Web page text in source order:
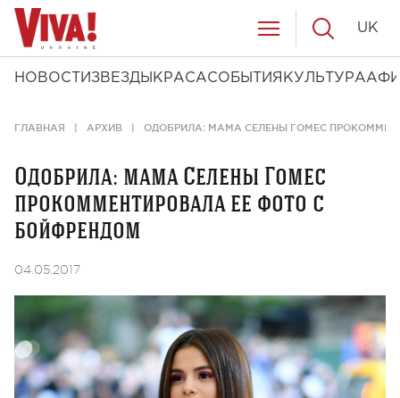
НОВОСТИ ЗВЕЗДЫ КРАСАСОБЫТИЯ КУЛЬТУРА
UK
ГЛАВНАЯ АРХИВ ОДОБРИЛА: МАМА СЕЛЕНЫ ГОМЕС
Одобрила: мама Селены Гомес
прокомментировала ее фото с
бойфрендом
04.05.2017